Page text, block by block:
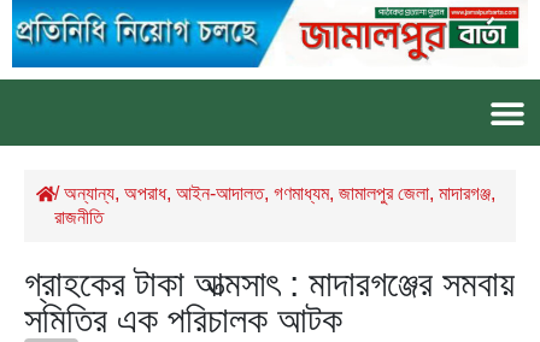
/অন্যান্য, অপরাধ, আইন-আদালত, গণমাধ্যম, জামালপুর জেলা, মাদারগঞ্জ,
রাজনীতি
গ্রাহকের টাকা আত্মসাৎ : মাদারগঞ্জের সমবায়
সমিতির এক পরিচালক আটক